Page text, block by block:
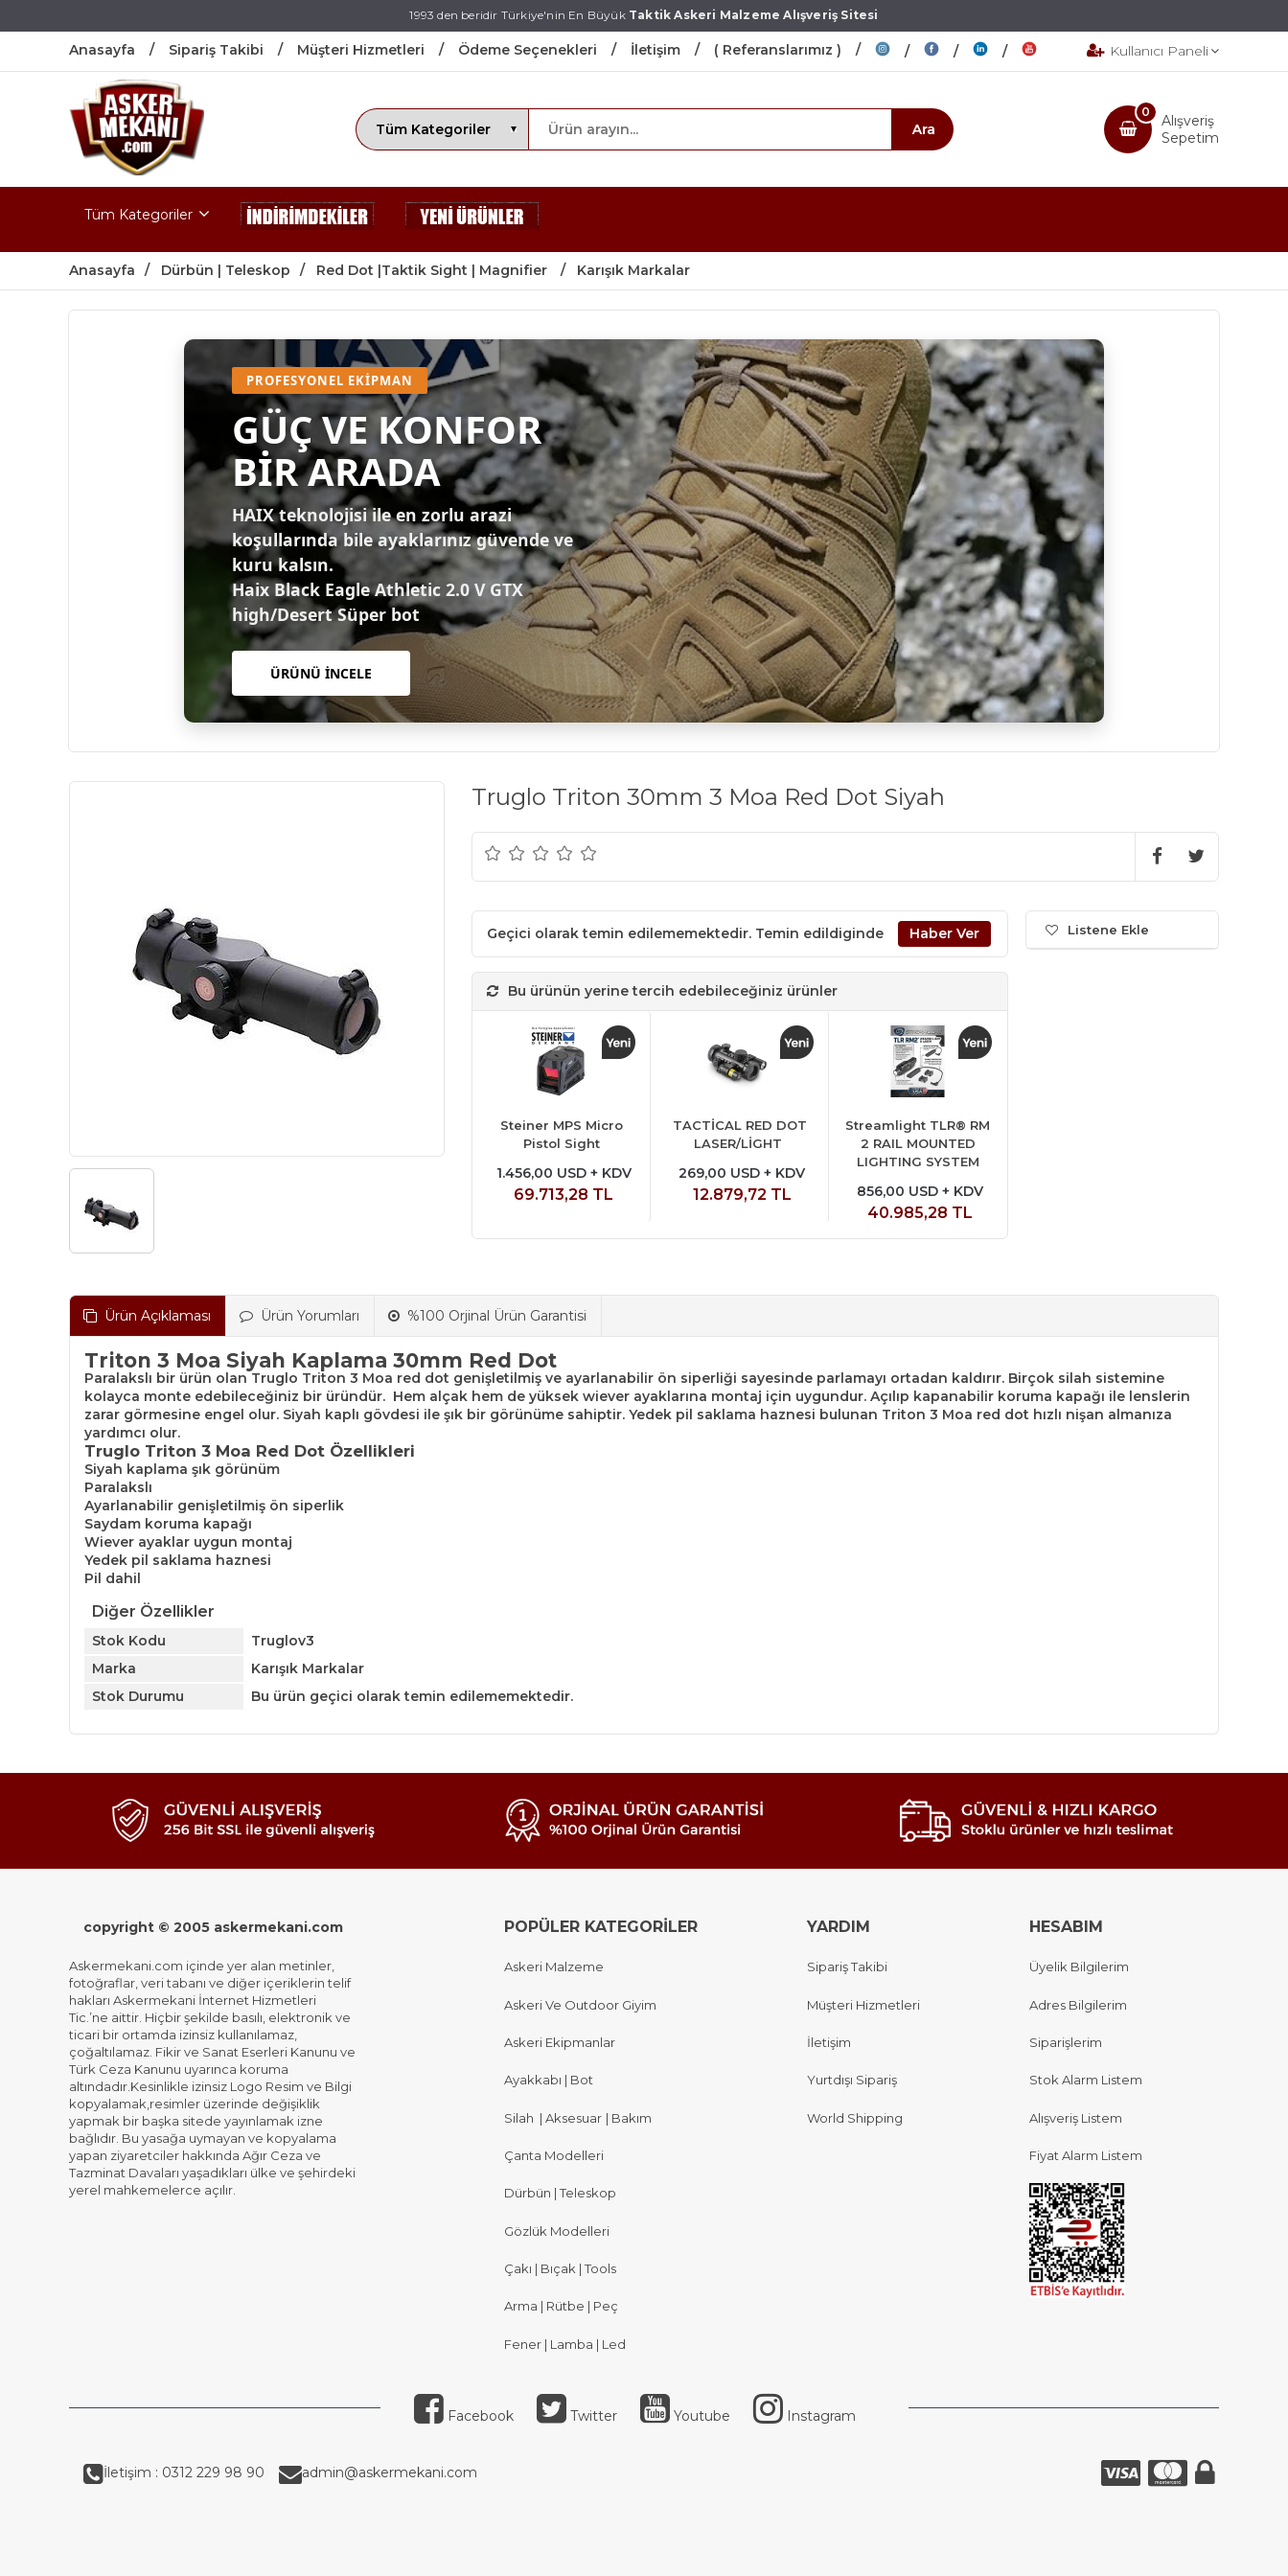
1993 den beridir Türkiye'nin En BüyükTaktik Askeri Malzeme Alışveriş Sitesi
Anasayfa Sipariş Takibi Müşteri Hizmetleri Ödeme Seçenekleri İletişim ( Referanslarımız ) Kullanıcı Paneli
Alışveriş
Sepetim
0
Tüm Kategoriler
Anasayfa Dürbün | Teleskop Red Dot |Taktik Sight | Magnifier Karışık Markalar
PROFESYONEL EKIPMAN
GÜÇ VE KONFOR
BİR ARADA
HAIX teknolojisi ile en zorlu arazi
koşullarında bile ayaklarınız güvende ve
kuru kalsın.
Haix Black Eagle Athletic 2.0 V GTX
high/Desert Süper bot
ÜRÜNÜ İNCELE
Truglo Triton 30mm 3 Moa Red Dot Siyah
Geçici olarak temin edilememektedir. Temin edildiginde
Bu ürünün yerine tercih edebileceğiniz ürünler
Steiner MPS Micro
Pistol Sight
1.456,00 USD + KDV
69.713,28 TL
TACTİCAL RED DOT
LASER/LİGHT
269,00 USD + KDV
12.879,72 TL
Streamlight TLR® RM
2 RAIL MOUNTED
LIGHTING SYSTEM
856,00 USD + KDV
40.985,28 TL
Listene Ekle
Ürün Açıklaması Ürün Yorumları %100 Orjinal Ürün Garantisi
Triton 3 Moa Siyah Kaplama 30mm Red Dot
Paralakslı bir ürün olan Truglo Triton 3 Moa red dot genişletilmiş ve ayarlanabilir ön siperliği sayesinde parlamayı ortadan kaldırır. Birçok silah sistemine
kolayca monte edebileceğiniz bir üründür. Hem alçak hem de yüksek wiever ayaklarına montaj için uygundur. Açılıp kapanabilir koruma kapağı ile lenslerin
zarar görmesine engel olur. Siyah kaplı gövdesi ile şık bir görünüme sahiptir. Yedek pil saklama haznesi bulunan Triton 3 Moa red dot hızlı nişan almanıza
yardımcı olur.
Truglo Triton 3 Moa Red Dot Özellikleri
Siyah kaplama şık görünüm
Paralakslı
Ayarlanabilir genişletilmiş ön siperlik
Saydam koruma kapağı
Wiever ayaklar uygun montaj
Yedek pil saklama haznesi
Pil dahil
Diğer Özellikler
Stok Kodu
Truglov3
Marka
Karışık Markalar
Stok Durumu
Bu ürün geçici olarak temin edilememektedir.
copyright © 2005 askermekani.com
Askermekani.com içinde yer alan metinler,
fotoğraflar, veri tabanı ve diğer içeriklerin telif
hakları Askermekani İnternet Hizmetleri
Tic.’ne aittir. Hiçbir şekilde basılı, elektronik ve
ticari bir ortamda izinsiz kullanılamaz,
çoğaltılamaz. Fikir ve Sanat Eserleri Kanunu ve
Türk Ceza Kanunu uyarınca koruma
altındadır.Kesinlikle izinsiz Logo Resim ve Bilgi
kopyalamak,resimler üzerinde değişiklik
yapmak bir başka sitede yayınlamak izne
bağlıdır. Bu yasağa uymayan ve kopyalama
yapan ziyaretciler hakkında Ağır Ceza ve
Tazminat Davaları yaşadıkları ülke ve şehirdeki
yerel mahkemelerce açılır.
POPÜLER KATEGORİLER
Askeri Malzeme
Askeri Ve Outdoor Giyim
Askeri Ekipmanlar
Ayakkabı | Bot
Silah | Aksesuar | Bakım
Çanta Modelleri
Dürbün | Teleskop
Gözlük Modelleri
Çakı | Bıçak | Tools
Arma | Rütbe | Peç
Fener | Lamba | Led
YARDIM
Sipariş Takibi
Müşteri Hizmetleri
İletişim
Yurtdışı Sipariş
World Shipping
HESABIM
Üyelik Bilgilerim
Adres Bilgilerim
Siparişlerim
Stok Alarm Listem
Alışveriş Listem
Fiyat Alarm Listem
Facebook Twitter Youtube Instagram
İletişim : 0312 229 98 90 admin@askermekani.com